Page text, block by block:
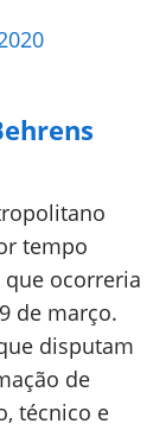
tempo
ocorreria
de março.
disputam
de
técnico e